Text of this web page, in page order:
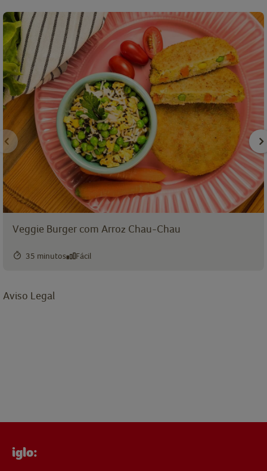
Veggie Burger com Arroz Chau-Chau
35 minutos Fácil
Aviso Legal
iglo: